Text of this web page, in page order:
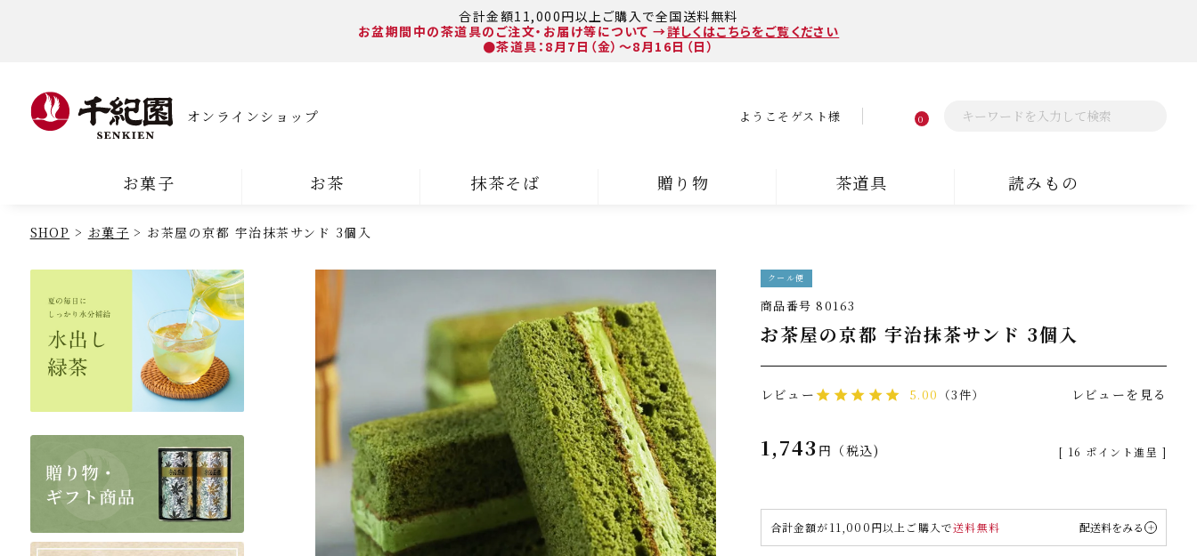
合計金額11,000円以上ご購入で全国送料無料
お盆期間中の茶道具のご注文・お届け等について →詳しくはこちらをご覧ください
●茶道具：8月7日（金）～8月16日（日）
オンラインショップ ようこそゲスト様 0
お菓子 お茶 抹茶そば 贈り物 茶道具 読みもの
SHOP お菓子 お茶屋の京都 宇治抹茶サンド 3個入
クール便
商品番号 80163
お茶屋の京都 宇治抹茶サンド 3個入
レビュー 5.00 （3件） レビューを見る
1,743 税込 [ 16 ポイント進呈 ]
合計金額が11,000円以上ご購入で送料無料 配送料をみる